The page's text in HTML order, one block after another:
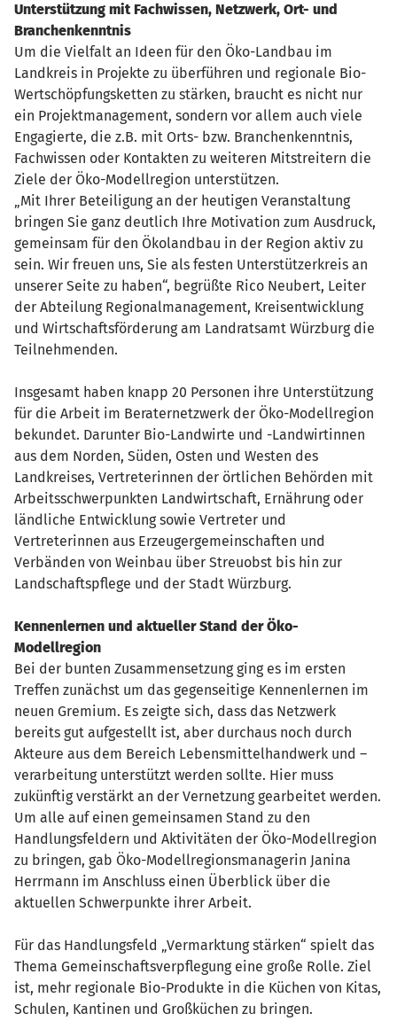
Unterstützung mit Fachwissen, Netzwerk, Ort- und
Branchenkenntnis
Um die Vielfalt an Ideen für den Öko-Landbau im
Landkreis in Projekte zu überführen und regionale Bio-
Wertschöpfungsketten zu stärken, braucht es nicht nur
ein Projektmanagement, sondern vor allem auch viele
Engagierte, die z.B. mit Orts- bzw. Branchenkenntnis,
Fachwissen oder Kontakten zu weiteren Mitstreitern die
Ziele der Öko-Modellregion unterstützen.
„Mit Ihrer Beteiligung an der heutigen Veranstaltung
bringen Sie ganz deutlich Ihre Motivation zum Ausdruck,
gemeinsam für den Ökolandbau in der Region aktiv zu
sein. Wir freuen uns, Sie als festen Unterstützerkreis an
unserer Seite zu haben“, begrüßte Rico Neubert, Leiter
der Abteilung Regionalmanagement, Kreisentwicklung
und Wirtschaftsförderung am Landratsamt Würzburg die
Teilnehmenden.
Insgesamt haben knapp 20 Personen ihre Unterstützung
für die Arbeit im Beraternetzwerk der Öko-Modellregion
bekundet. Darunter Bio-Landwirte und -Landwirtinnen
aus dem Norden, Süden, Osten und Westen des
Landkreises, Vertreterinnen der örtlichen Behörden mit
Arbeitsschwerpunkten Landwirtschaft, Ernährung oder
ländliche Entwicklung sowie Vertreter und
Vertreterinnen aus Erzeugergemeinschaften und
Verbänden von Weinbau über Streuobst bis hin zur
Landschaftspflege und der Stadt Würzburg.
Kennenlernen und aktueller Stand der Öko-
Modellregion
Bei der bunten Zusammensetzung ging es im ersten
Treffen zunächst um das gegenseitige Kennenlernen im
neuen Gremium. Es zeigte sich, dass das Netzwerk
bereits gut aufgestellt ist, aber durchaus noch durch
Akteure aus dem Bereich Lebensmittelhandwerk und –
verarbeitung unterstützt werden sollte. Hier muss
zukünftig verstärkt an der Vernetzung gearbeitet werden.
Um alle auf einen gemeinsamen Stand zu den
Handlungsfeldern und Aktivitäten der Öko-Modellregion
zu bringen, gab Öko-Modellregionsmanagerin Janina
Herrmann im Anschluss einen Überblick über die
aktuellen Schwerpunkte ihrer Arbeit.
Für das Handlungsfeld „Vermarktung stärken“ spielt das
Thema Gemeinschaftsverpflegung eine große Rolle. Ziel
ist, mehr regionale Bio-Produkte in die Küchen von Kitas,
Schulen, Kantinen und Großküchen zu bringen.